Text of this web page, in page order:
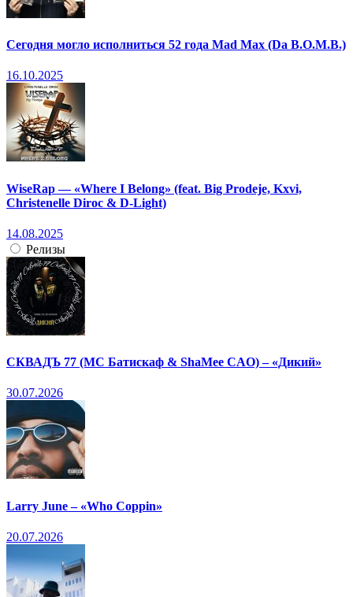
Сегодня могло исполниться 52 года Mad Max (Da B.O.M.B.)
16.10.2025
WiseRap — «Where I Belong» (feat. Big Prodeje, Kxvi,
Christenelle Diroc & D-Light)
14.08.2025
Релизы
СКВАДЪ 77 (МС Батискаф & ShaMee CAO) – «Дикий»
30.07.2026
Larry June – «Who Coppin»
20.07.2026